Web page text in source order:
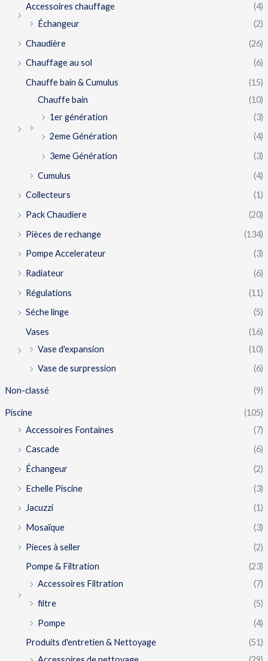
Accessoires chauffage
(4)
Échangeur
(2)
Chaudière
(26)
Chauffage au sol
(6)
Chauffe bain & Cumulus
(15)
Chauffe bain
(10)
1er génération
(3)
2eme Génération
(4)
3eme Génération
(3)
Cumulus
(4)
Collecteurs
(1)
Pack Chaudiere
(20)
Pièces de rechange
(134)
Pompe Accelerateur
(3)
Radiateur
(6)
Régulations
(11)
Séche linge
(5)
Vases
(16)
Vase d'expansion
(10)
Vase de surpression
(6)
Non-classé (9)
Piscine
(105)
Accessoires Fontaines
(7)
Cascade
(6)
Échangeur
(2)
Echelle Piscine
(3)
Jacuzzi
(1)
Mosaïque
(3)
Pieces à seller
(2)
Pompe & Filtration
(23)
Accessoires Filtration
(7)
filtre
(5)
Pompe
(4)
Produits d'entretien & Nettoyage
(51)